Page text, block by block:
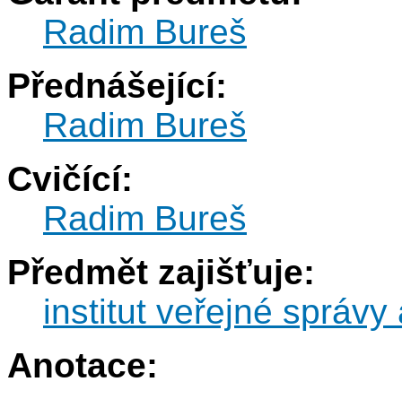
Radim Bureš
Přednášející:
Radim Bureš
Cvičící:
Radim Bureš
Předmět zajišťuje:
institut veřejné
Anotace: